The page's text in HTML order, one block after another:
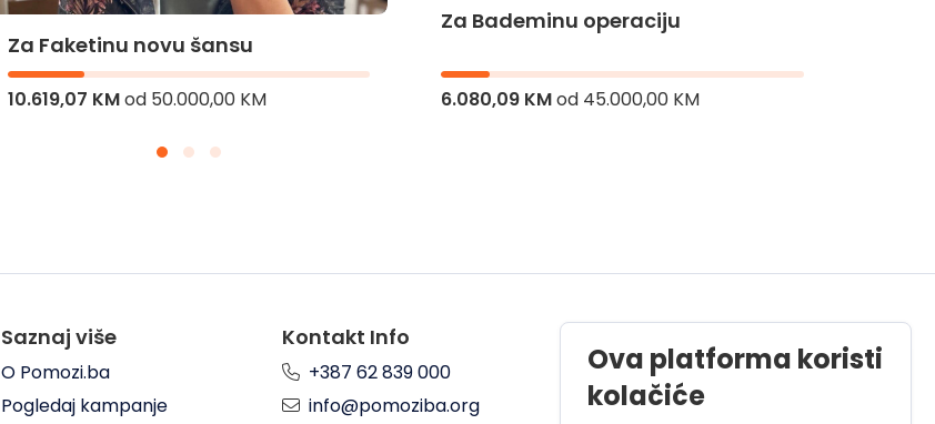
Za Faketinu novu šansu
10.619,07 KMod 50.000,00 KM
Za Bademinu operaciju
6.080,09 KMod 45.000,00 KM
Saznaj više
O Pomozi.ba
Pogledaj kampanje
Kontakt Info
+387 62 839 000
info@pomoziba.org
Pon - Pet od 08 do 17h
Sub od 10 do 17h
Ova platforma koristi
kolačiće